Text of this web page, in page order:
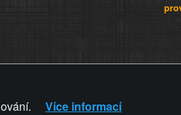
Více informací